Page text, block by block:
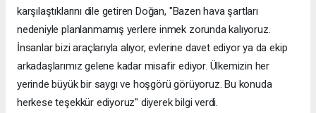
karşılaştıklarını dile getiren Doğan, "Bazen hava şartları
nedeniyle planlanmamış yerlere inmek zorunda kalıyoruz.
İnsanlar bizi araçlarıyla alıyor, evlerine davet ediyor ya da ekip
arkadaşlarımız gelene kadar misafir ediyor. Ülkemizin her
yerinde büyük bir saygı ve hoşgörü görüyoruz. Bu konuda
herkese teşekkür ediyoruz" diyerek bilgi verdi.